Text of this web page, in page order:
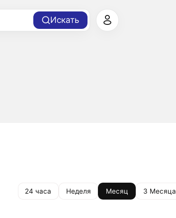
Искать
24 часа Неделя Месяц 3 Месяца